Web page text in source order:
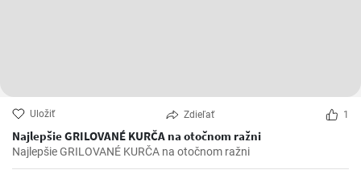
Uložiť Zdieľať 1
Najlepšie GRILOVANÉ KURČA na otočnom ražni
Najlepšie GRILOVANÉ KURČA na otočnom ražni